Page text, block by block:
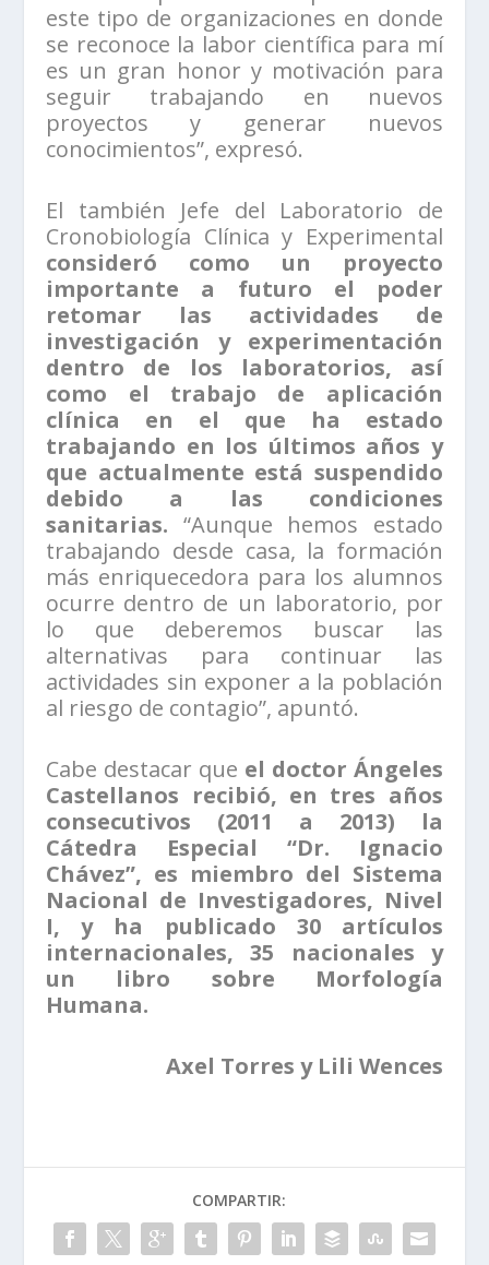
este tipo de organizaciones en donde
se reconoce la labor científica para mí
es un gran honor y motivación para
seguir trabajando en nuevos
proyectos y generar nuevos
conocimientos”, expresó.
El también Jefe del Laboratorio de
Cronobiología Clínica y Experimental
consideró como un proyecto
importante a futuro el poder
retomar las actividades de
investigación y experimentación
dentro de los laboratorios, así
como el trabajo de aplicación
clínica en el que ha estado
trabajando en los últimos años y
que actualmente está suspendido
debido a las condiciones
sanitarias. “Aunque hemos estado
trabajando desde casa, la formación
más enriquecedora para los alumnos
ocurre dentro de un laboratorio, por
lo que deberemos buscar las
alternativas para continuar las
actividades sin exponer a la población
al riesgo de contagio”, apuntó.
Cabe destacar que el doctor Ángeles
Castellanos recibió, en tres años
consecutivos (2011 a 2013) la
Cátedra Especial “Dr. Ignacio
Chávez”, es miembro del Sistema
Nacional de Investigadores, Nivel
I, y ha publicado 30 artículos
internacionales, 35 nacionales y
un libro sobre Morfología
Humana.
Axel Torres y Lili Wences
COMPARTIR: